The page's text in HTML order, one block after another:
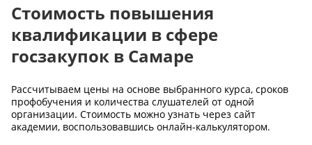
Стоимость повышения
квалификации в сфере
госзакупок в Самаре
Рассчитываем цены на основе выбранного курса, сроков
профобучения и количества слушателей от одной
организации. Стоимость можно узнать через сайт
академии, воспользовавшись онлайн-калькулятором.